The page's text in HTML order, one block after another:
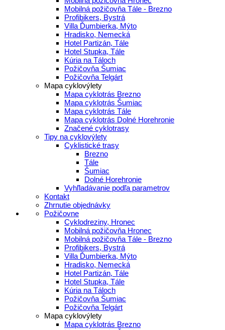
Mobilná požičovňa Tále - Brezno
Profibikers, Bystrá
Villa Ďumbierka, Mýto
Hradisko, Nemecká
Hotel Partizán, Tále
Hotel Stupka, Tále
Kúria na Táloch
Požičovňa Šumiac
Požičovňa Telgárt
Mapa cyklovýlety
Mapa cyklotrás Brezno
Mapa cyklotrás Šumiac
Mapa cyklotrás Tále
Mapa cyklotrás Dolné Horehronie
Značené cyklotrasy
Tipy na cyklovýlety
Cyklistické trasy
Brezno
Tále
Šumiac
Dolné Horehronie
Vyhľladávanie podľa parametrov
Kontakt
Zhrnutie objednávky
Požičovne
Cyklodreziny, Hronec
Mobilná požičovňa Hronec
Mobilná požičovňa Tále - Brezno
Profibikers, Bystrá
Villa Ďumbierka, Mýto
Hradisko, Nemecká
Hotel Partizán, Tále
Hotel Stupka, Tále
Kúria na Táloch
Požičovňa Šumiac
Požičovňa Telgárt
Mapa cyklovýlety
Mapa cyklotrás Brezno